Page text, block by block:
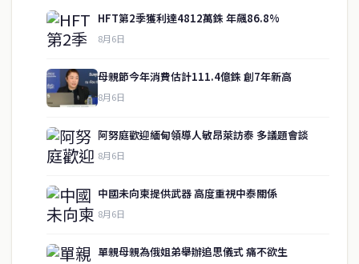
HFT第2季獲利達4812萬銖 年飆86.8%
8月6日
母親節今年消費估計111.4億銖 創7年新高
8月6日
阿努庭歡迎緬甸領導人敏昂萊訪泰 多議題會談
8月6日
中國未向柬提供武器 高度重視中泰關係
8月6日
單親母親為俄姐弟舉辦追思儀式 痛不欲生
service@thaichinesenews.com